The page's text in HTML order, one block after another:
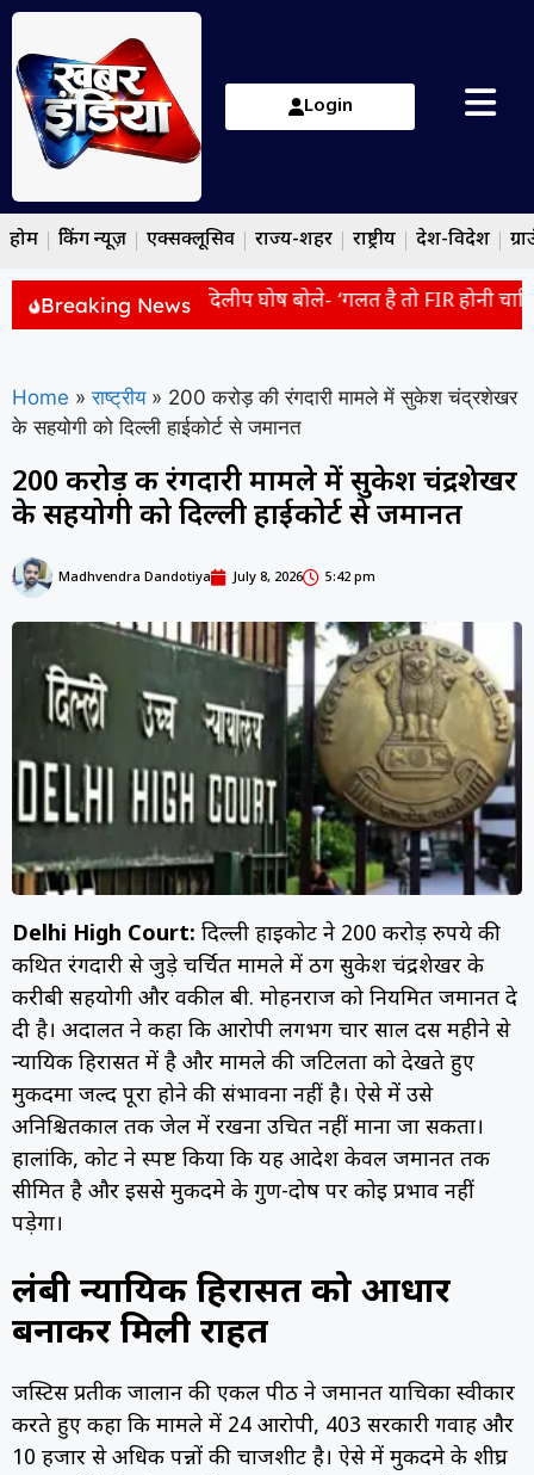
Login
होम ब्रेकिंग न्यूज़ एक्सक्लूसिव राज्य-शहर राष्ट्रीय देश-विदेश
Breaking News
कस्टडी में मौत पर दिलीप घोष बोले- ‘गलत है तो FIR होनी
Home » राष्ट्रीय » 200 करोड़ की रंगदारी मामले में सुकेश चंद्रशेखर
के सहयोगी को दिल्ली हाईकोर्ट से जमानत
200 करोड़ की रंगदारी मामले में सुकेश चंद्रशेखर
के सहयोगी को दिल्ली हाईकोर्ट से जमानत
Madhvendra Dandotiya July 8, 2026 5:42 pm
Delhi High Court: दिल्ली हाईकोर्ट ने 200 करोड़ रुपये की
कथित रंगदारी से जुड़े चर्चित मामले में ठग सुकेश चंद्रशेखर के
करीबी सहयोगी और वकील बी. मोहनराज को नियमित जमानत दे
दी है। अदालत ने कहा कि आरोपी लगभग चार साल दस महीने से
न्यायिक हिरासत में है और मामले की जटिलता को देखते हुए
मुकदमा जल्द पूरा होने की संभावना नहीं है। ऐसे में उसे
अनिश्चितकाल तक जेल में रखना उचित नहीं माना जा सकता।
हालांकि, कोर्ट ने स्पष्ट किया कि यह आदेश केवल जमानत तक
सीमित है और इससे मुकदमे के गुण-दोष पर कोई प्रभाव नहीं
पड़ेगा।
लंबी न्यायिक हिरासत को आधार
बनाकर मिली राहत
जस्टिस प्रतीक जालान की एकल पीठ ने जमानत याचिका स्वीकार
करते हुए कहा कि मामले में 24 आरोपी, 403 सरकारी गवाह और
10 हजार से अधिक पन्नों की चार्जशीट है। ऐसे में मुकदमे के शीघ्र